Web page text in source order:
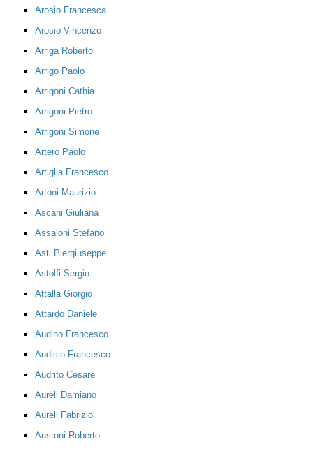
Arosio Francesca
Arosio Vincenzo
Arriga Roberto
Arrigo Paolo
Arrigoni Cathia
Arrigoni Pietro
Arrigoni Simone
Artero Paolo
Artiglia Francesco
Artoni Maurizio
Ascani Giuliana
Assaloni Stefano
Asti Piergiuseppe
Astolfi Sergio
Attalla Giorgio
Attardo Daniele
Audino Francesco
Audisio Francesco
Audrito Cesare
Aureli Damiano
Aureli Fabrizio
Austoni Roberto